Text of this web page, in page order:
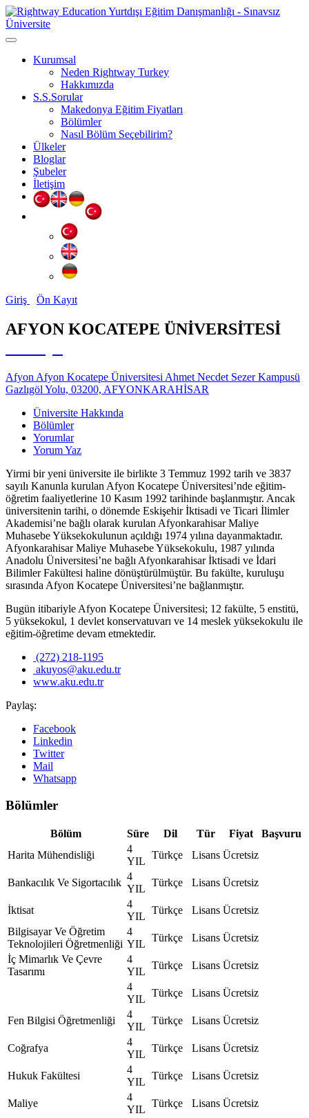
Kurumsal
Neden Rightway Turkey
Hakkımızda
S.S.Sorular
Makedonya Eğitim Fiyatları
Bölümler
Nasıl Bölüm Seçebilirim?
Ülkeler
Bloglar
Şubeler
İletişim
Giriş Ön Kayıt
AFYON KOCATEPE ÜNİVERSİTESİ
Afyon Afyon Kocatepe Üniversitesi Ahmet Necdet Sezer Kampusü
Gazlıgöl Yolu, 03200, AFYONKARAHİSAR
Üniversite Hakkında
Bölümler
Yorumlar
Yorum Yaz
Yirmi bir yeni üniversite ile birlikte 3 Temmuz 1992 tarih ve 3837
sayılı Kanunla kurulan Afyon Kocatepe Üniversitesi’nde eğitim-
öğretim faaliyetlerine 10 Kasım 1992 tarihinde başlanmıştır. Ancak
üniversitenin tarihi, o dönemde Eskişehir İktisadi ve Ticari İlimler
Akademisi’ne bağlı olarak kurulan Afyonkarahisar Maliye
Muhasebe Yüksekokulunun açıldığı 1974 yılına dayanmaktadır.
Afyonkarahisar Maliye Muhasebe Yüksekokulu, 1987 yılında
Anadolu Üniversitesi’ne bağlı Afyonkarahisar İktisadi ve İdari
Bilimler Fakültesi haline dönüştürülmüştür. Bu fakülte, kuruluşu
sırasında Afyon Kocatepe Üniversitesi’ne bağlanmıştır.
Bugün itibariyle Afyon Kocatepe Üniversitesi; 12 fakülte, 5 enstitü,
5 yüksekokul, 1 devlet konservatuvarı ve 14 meslek yüksekokulu ile
eğitim-öğretime devam etmektedir.
(272) 218-1195
akuyos@aku.edu.tr
www.aku.edu.tr
Paylaş:
Facebook
Linkedin
Twitter
Mail
Whatsapp
Bölümler
Bölüm Süre Dil Tür Fiyat
Başvuru
Harita Mühendisliği
4
YIL
Türkçe Lisans Ücretsiz
Bankacılık Ve Sigortacılık
4
YIL
Türkçe Lisans Ücretsiz
İktisat
4
YIL
Türkçe Lisans Ücretsiz
Bilgisayar Ve Öğretim
Teknolojileri Öğretmenliği
4
YIL
Türkçe Lisans Ücretsiz
İç Mimarlık Ve Çevre
Tasarımı
4
YIL
Türkçe Lisans Ücretsiz
4
YIL
Türkçe Lisans Ücretsiz
Fen Bilgisi Öğretmenliği
4
YIL
Türkçe Lisans Ücretsiz
Coğrafya
4
YIL
Türkçe Lisans Ücretsiz
Hukuk Fakültesi
4
YIL
Türkçe Lisans Ücretsiz
Maliye
4
YIL
Türkçe Lisans Ücretsiz